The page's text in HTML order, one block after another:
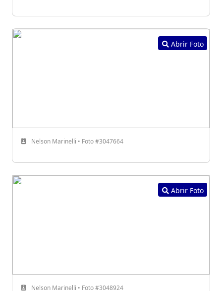
Abrir Foto
Nelson Marinelli • Foto #3047664
Abrir Foto
Nelson Marinelli • Foto #3048924